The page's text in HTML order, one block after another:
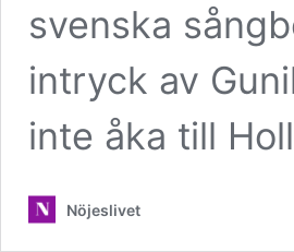
svenska
intryck av
inte åka till
Nöjeslivet